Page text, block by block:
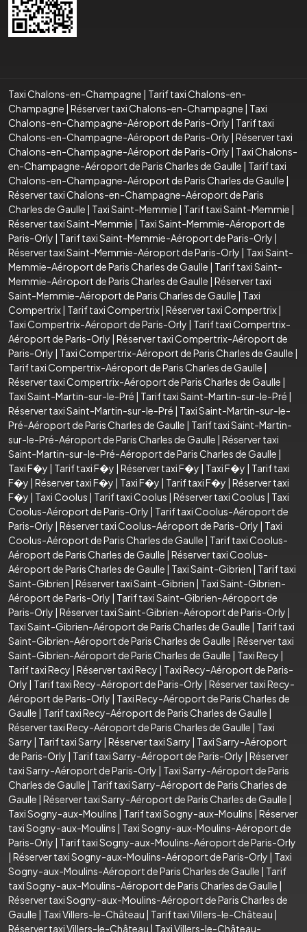
Taxi Chalons-en-Champagne | Tarif taxi Chalons-en-
Champagne | Réserver taxi Chalons-en-Champagne | Taxi
Chalons-en-Champagne-Aéroport de Paris-Orly | Tarif taxi
Chalons-en-Champagne-Aéroport de Paris-Orly | Réserver taxi
Chalons-en-Champagne-Aéroport de Paris-Orly | Taxi Chalons-
en-Champagne-Aéroport de Paris Charles de Gaulle | Tarif taxi
Chalons-en-Champagne-Aéroport de Paris Charles de Gaulle |
Réserver taxi Chalons-en-Champagne-Aéroport de Paris
Charles de Gaulle | Taxi Saint-Memmie | Tarif taxi Saint-Memmie |
Réserver taxi Saint-Memmie | Taxi Saint-Memmie-Aéroport de
Paris-Orly | Tarif taxi Saint-Memmie-Aéroport de Paris-Orly |
Réserver taxi Saint-Memmie-Aéroport de Paris-Orly | Taxi Saint-
Memmie-Aéroport de Paris Charles de Gaulle | Tarif taxi Saint-
Memmie-Aéroport de Paris Charles de Gaulle | Réserver taxi
Saint-Memmie-Aéroport de Paris Charles de Gaulle | Taxi
Compertrix| Tarif taxi Compertrix| Réserver taxi Compertrix|
Taxi Compertrix-Aéroport de Paris-Orly | Tarif taxi Compertrix-
Aéroport de Paris-Orly | Réserver taxi Compertrix-Aéroport de
Paris-Orly | Taxi Compertrix-Aéroport de Paris Charles de Gaulle |
Tarif taxi Compertrix-Aéroport de Paris Charles de Gaulle |
Réserver taxi Compertrix-Aéroport de Paris Charles de Gaulle |
Taxi Saint-Martin-sur-le-Pré | Tarif taxi Saint-Martin-sur-le-Pré |
Réserver taxi Saint-Martin-sur-le-Pré | Taxi Saint-Martin-sur-le-
Pré-Aéroport de Paris Charles de Gaulle | Tarif taxi Saint-Martin-
sur-le-Pré-Aéroport de Paris Charles de Gaulle | Réserver taxi
Saint-Martin-sur-le-Pré-Aéroport de Paris Charles de Gaulle |
Taxi F�y | Tarif taxi F�y | Réserver taxi F�y | Taxi F�y | Tarif taxi
F�y | Réserver taxi F�y | Taxi F�y | Tarif taxi F�y | Réserver taxi
F�y | Taxi Coolus | Tarif taxi Coolus | Réserver taxi Coolus | Taxi
Coolus-Aéroport de Paris-Orly | Tarif taxi Coolus-Aéroport de
Paris-Orly | Réserver taxi Coolus-Aéroport de Paris-Orly | Taxi
Coolus-Aéroport de Paris Charles de Gaulle | Tarif taxi Coolus-
Aéroport de Paris Charles de Gaulle | Réserver taxi Coolus-
Aéroport de Paris Charles de Gaulle | Taxi Saint-Gibrien | Tarif taxi
Saint-Gibrien | Réserver taxi Saint-Gibrien | Taxi Saint-Gibrien-
Aéroport de Paris-Orly | Tarif taxi Saint-Gibrien-Aéroport de
Paris-Orly | Réserver taxi Saint-Gibrien-Aéroport de Paris-Orly |
Taxi Saint-Gibrien-Aéroport de Paris Charles de Gaulle | Tarif taxi
Saint-Gibrien-Aéroport de Paris Charles de Gaulle | Réserver taxi
Saint-Gibrien-Aéroport de Paris Charles de Gaulle | Taxi Recy |
Tarif taxi Recy | Réserver taxi Recy | Taxi Recy-Aéroport de Paris-
Orly | Tarif taxi Recy-Aéroport de Paris-Orly | Réserver taxi Recy-
Aéroport de Paris-Orly | Taxi Recy-Aéroport de Paris Charles de
Gaulle | Tarif taxi Recy-Aéroport de Paris Charles de Gaulle |
Réserver taxi Recy-Aéroport de Paris Charles de Gaulle | Taxi
Sarry | Tarif taxi Sarry | Réserver taxi Sarry | Taxi Sarry-Aéroport
de Paris-Orly | Tarif taxi Sarry-Aéroport de Paris-Orly | Réserver
taxi Sarry-Aéroport de Paris-Orly | Taxi Sarry-Aéroport de Paris
Charles de Gaulle | Tarif taxi Sarry-Aéroport de Paris Charles de
Gaulle | Réserver taxi Sarry-Aéroport de Paris Charles de Gaulle |
Taxi Sogny-aux-Moulins | Tarif taxi Sogny-aux-Moulins | Réserver
taxi Sogny-aux-Moulins | Taxi Sogny-aux-Moulins-Aéroport de
Paris-Orly | Tarif taxi Sogny-aux-Moulins-Aéroport de Paris-Orly
| Réserver taxi Sogny-aux-Moulins-Aéroport de Paris-Orly | Taxi
Sogny-aux-Moulins-Aéroport de Paris Charles de Gaulle | Tarif
taxi Sogny-aux-Moulins-Aéroport de Paris Charles de Gaulle |
Réserver taxi Sogny-aux-Moulins-Aéroport de Paris Charles de
Gaulle | Taxi Villers-le-Château | Tarif taxi Villers-le-Château |
Réserver taxi Villers-le-Château | Taxi Villers-le-Château-